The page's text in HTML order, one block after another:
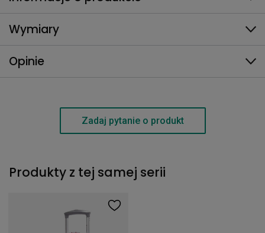
Wymiary
Opinie
Zadaj pytanie o produkt
Produkty z tej samej serii